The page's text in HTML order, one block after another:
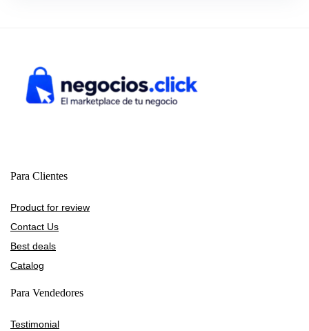
Para Clientes
Product for review
Contact Us
Best deals
Catalog
Para Vendedores
Testimonial